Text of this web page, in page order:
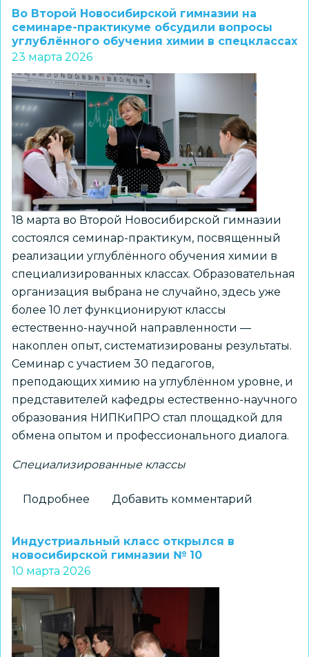
площадке
ОЦ
«Новые
грани»
обсудили
опыт
реализации
углубленных
программ
по
математике
в
спецклассах
Во Второй Новосибирской гимназии на
семинаре-практикуме обсудили вопросы
углублённого обучения химии в спецклассах
23 марта 2026
18 марта во Второй Новосибирской гимназии
состоялся семинар-практикум, посвященный
реализации углублённого обучения химии в
специализированных классах. Образовательная
организация выбрана не случайно, здесь уже
более 10 лет функционируют классы
естественно-научной направленности —
накоплен опыт, систематизированы результаты.
Семинар с участием 30 педагогов,
преподающих химию на углублённом уровне, и
представителей кафедры естественно-научного
образования НИПКиПРО стал площадкой для
обмена опытом и профессионального диалога.
Специализированные классы
Подробнее
Второй
Новосибирской
гимназии
на
семинаре-
практикуме
обсудили
Добавить комментарий
Индустриальный класс открылся в
новосибирской гимназии № 10
10 марта 2026